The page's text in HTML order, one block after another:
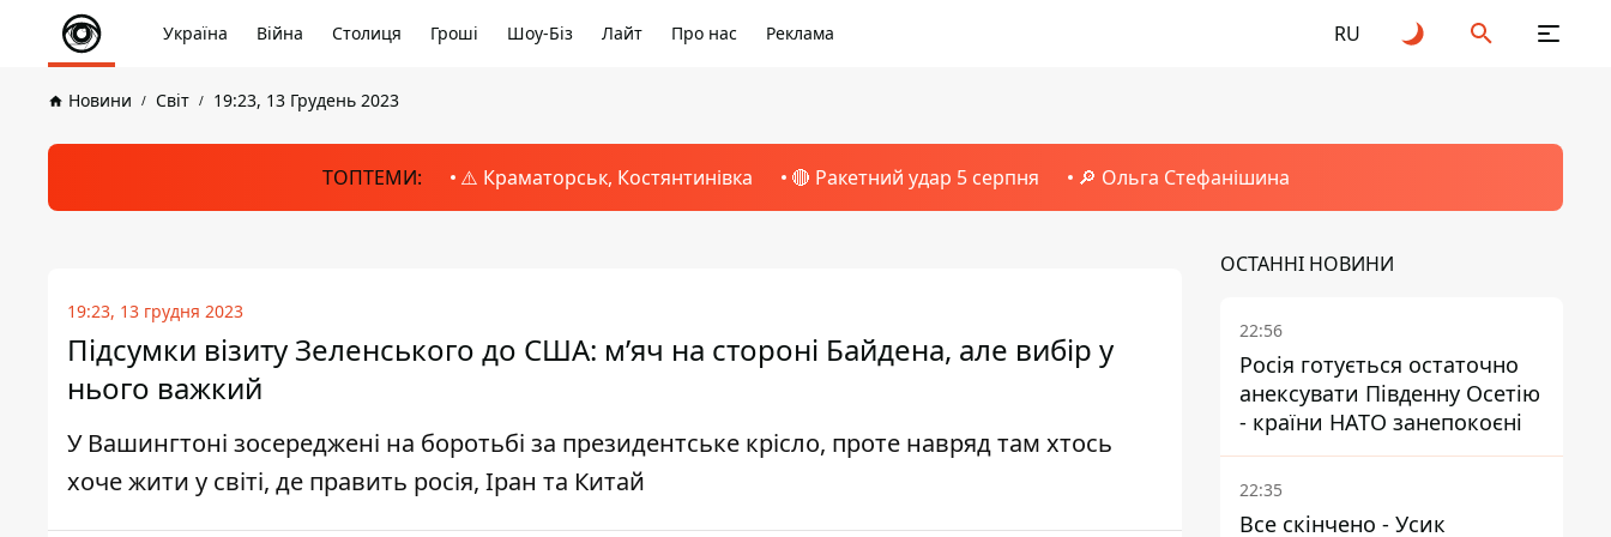
Україна Війна Столиця Гроші Шоу-Біз Лайт Про нас Реклама RU
Новини Світ 19:23, 13 Грудень 2023
ТОПТЕМИ: ⚠️ Краматорськ, Костянтинівка 🔴 Ракетний удар 5 серпня 🔎 Ольга Стефанішина
19:23, 13 грудня 2023
Підсумки візиту Зеленського до США: м’яч на стороні Байдена, але вибір у
нього важкий
У Вашингтоні зосереджені на боротьбі за президентське крісло, проте навряд там хтось
хоче жити у світі, де править росія, Іран та Китай
ОСТАННІ НОВИНИ
22:56
Росія готується остаточно
анексувати Південну Осетію
- країни НАТО занепокоєні
22:35
Все скінчено - Усик